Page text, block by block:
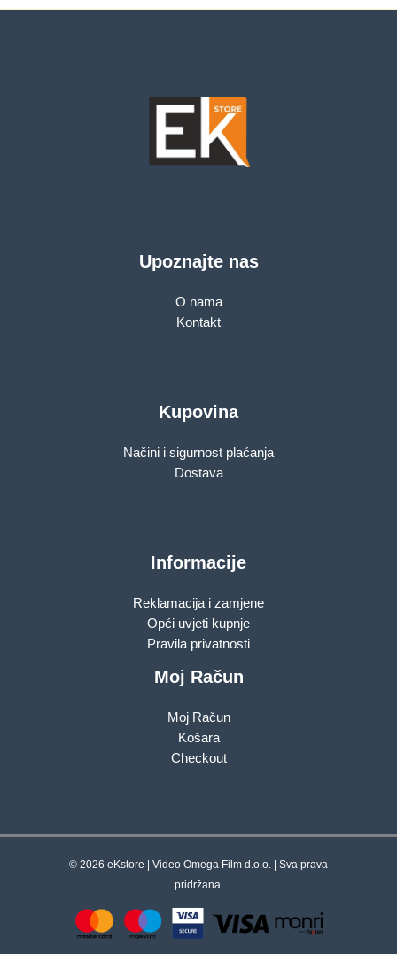
Upoznajte nas
O nama
Kontakt
Kupovina
Načini i sigurnost plaćanja
Dostava
Informacije
Reklamacija i zamjene
Opći uvjeti kupnje
Pravila privatnosti
Moj Račun
Moj Račun
Košara
Checkout
© 2026 eKstore | Video Omega Film d.o.o. | Sva prava
pridržana.